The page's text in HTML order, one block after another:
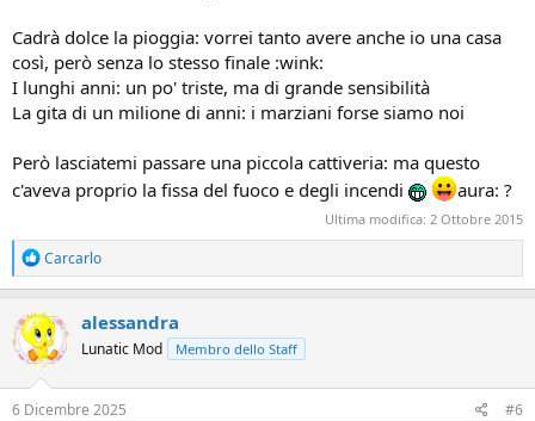
Cadrà dolce la pioggia: vorrei tanto avere anche io una casa
così, però senza lo stesso finale :wink:
I lunghi anni: un po' triste, ma di grande sensibilità
La gita di un milione di anni: i marziani forse siamo noi
Però lasciatemi passare una piccola cattiveria: ma questo
c'aveva proprio la fissa del fuoco e degli incendi
aura: ?
Ultima modifica: 2 Ottobre 2015
R
e
a
c
t
i
o
n
s
Carcarlo
alessandra
Lunatic Mod Membro dello Staff
6 Dicembre 2025 #6